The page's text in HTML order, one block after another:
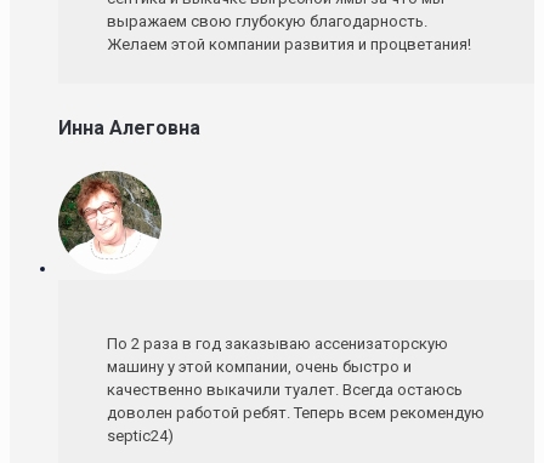
выражаем свою глубокую благодарность.
Желаем этой компании развития и процветания!
Инна Алеговна
По 2 раза в год заказываю ассенизаторскую
машину у этой компании, очень быстро и
качественно выкачили туалет. Всегда остаюсь
доволен работой ребят. Теперь всем рекомендую
septic24)